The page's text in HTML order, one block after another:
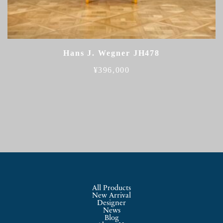
Hans J. Wegner JH478
¥396,000
All Products
New Arrival
Designer
News
Blog